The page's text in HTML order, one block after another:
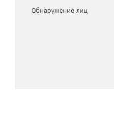
Обнаружение лиц